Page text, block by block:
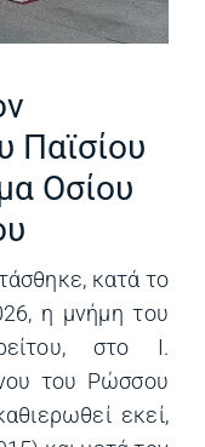
Παϊσίου
Οσίου
κατά το
η μνήμη του
στο Ι.
του Ρώσσου
εκεί,